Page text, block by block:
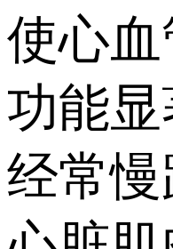
使心
功能显
经常慢